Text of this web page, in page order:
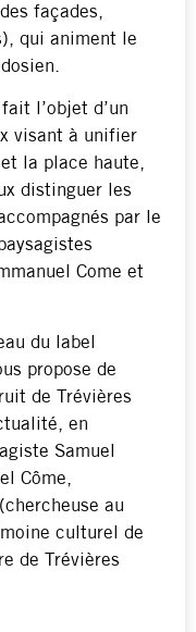
façades,
qui animent le
l’objet d’un
visant à unifier
la place haute,
distinguer les
par le
Come et
du label
propose de
de Trévières
en
Samuel
Côme,
au
culturel de
de Trévières